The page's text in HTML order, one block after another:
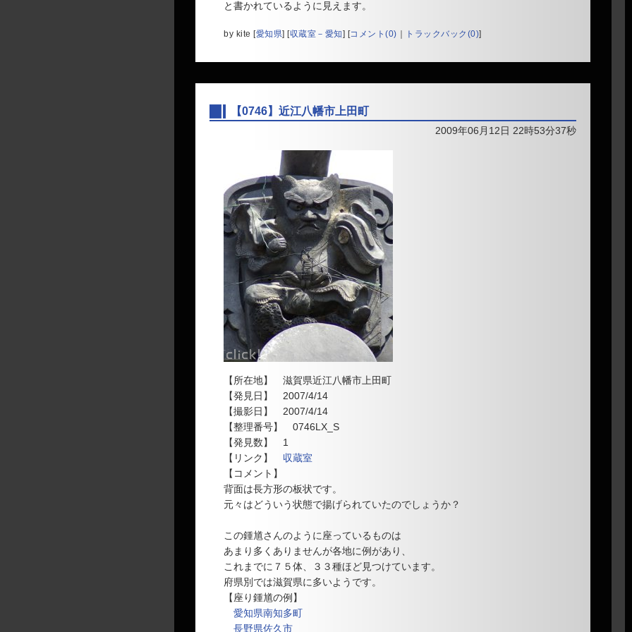
と書かれているように見えます。
by kite [愛知県] [収蔵室－愛知] [コメント(0) トラックバック(0)]
【0746】近江八幡市上田町
2009年06月12日 22時53分37秒
【所在地】 滋賀県近江八幡市上田町
【発見日】 2007/4/14
【撮影日】 2007/4/14
【整理番号】 0746LX_S
【発見数】 1
【リンク】 収蔵室
【コメント】
背面は長方形の板状です。
元々はどういう状態で揚げられていたのでしょうか？
この鍾馗さんのように座っているものは
あまり多くありませんが各地に例があり、
これまでに７５体、３３種ほど見つけています。
府県別では滋賀県に多いようです。
【座り鍾馗の例】
愛知県南知多町
長野県佐久市